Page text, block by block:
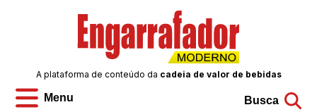
Menu
A plataforma de conteúdo da cadeia de valor de bebidas
Busca